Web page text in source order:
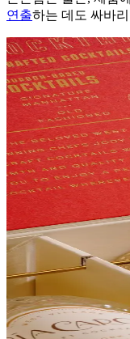
연출하는 데도 싸바